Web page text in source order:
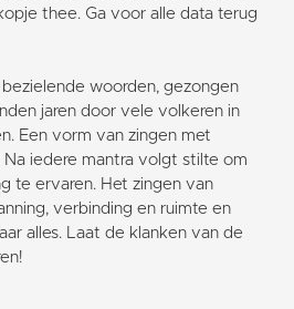
thee. Ga voor alle data terug
bezielende woorden, gezongen
jaren door vele volkeren in
Een vorm van zingen met
iedere mantra volgt stilte om
te ervaren. Het zingen van
verbinding en ruimte en
alles. Laat de klanken van de